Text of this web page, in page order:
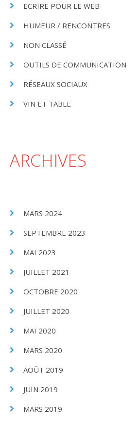
ECRIRE POUR LE WEB
HUMEUR / RENCONTRES
NON CLASSÉ
OUTILS DE COMMUNICATION
RÉSEAUX SOCIAUX
VIN ET TABLE
ARCHIVES
MARS 2024
SEPTEMBRE 2023
MAI 2023
JUILLET 2021
OCTOBRE 2020
JUILLET 2020
MAI 2020
MARS 2020
AOÛT 2019
JUIN 2019
MARS 2019